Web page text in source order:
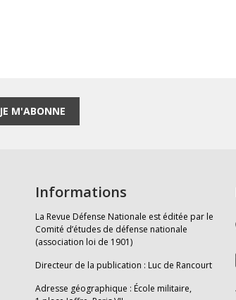
JE M'ABONNE
Informations
La Revue Défense Nationale est éditée par le
Comité d’études de défense nationale
(association loi de 1901)
Directeur de la publication : Luc de Rancourt
Adresse géographique : École militaire,